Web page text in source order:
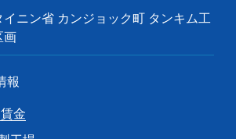
イニン省 カンジョック町 タンキム工
画
報
金